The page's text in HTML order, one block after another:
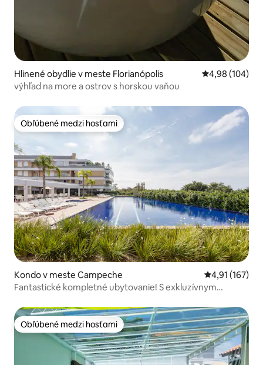
Hlinené obydlie v meste Florianópolis Priemerné
4,98 (104)
výhľad na more ​​a ostrov s horskou vaňou
Obľúbené medzi hosťami
Obľúbené medzi hosťami
Kondo v meste Campeche Priemerné
4,91 (167)
Fantastické kompletné ubytovanie! S exkluzívnym
Obľúbené medzi hosťami
Obľúbené medzi hosťami